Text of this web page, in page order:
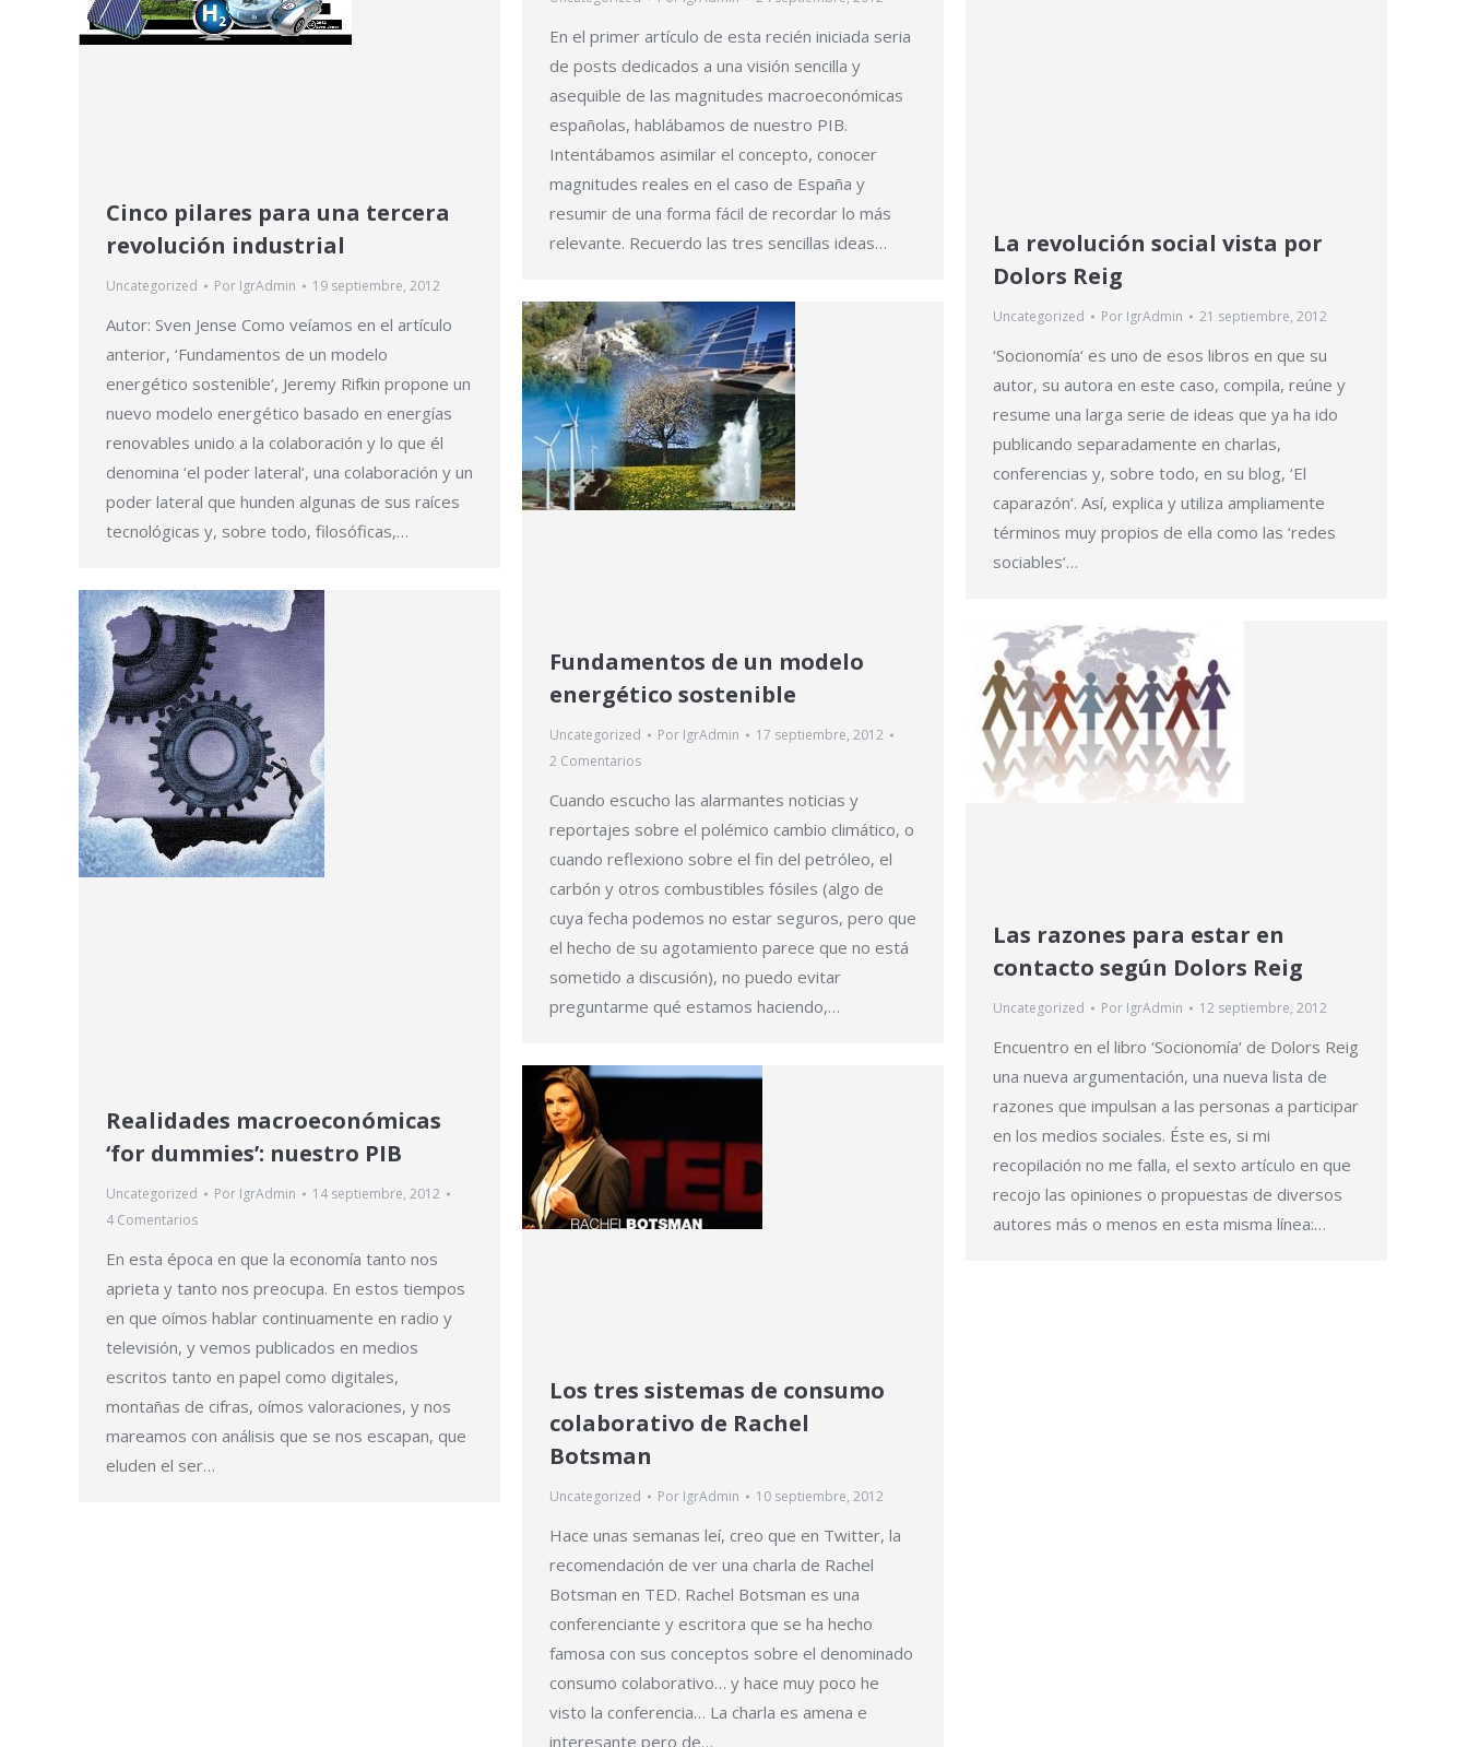
En el primer artículo de esta recién iniciada seria
de posts dedicados a una visión sencilla y
asequible de las magnitudes macroeconómicas
españolas, hablábamos de nuestro PIB.
Intentábamos asimilar el concepto, conocer
magnitudes reales en el caso de España y
resumir de una forma fácil de recordar lo más
relevante. Recuerdo las tres sencillas ideas…
La revolución social vista por
Dolors Reig
Uncategorized Por IgrAdmin 21 septiembre, 2012
‘Socionomía‘ es uno de esos libros en que su
autor, su autora en este caso, compila, reúne y
resume una larga serie de ideas que ya ha ido
publicando separadamente en charlas,
conferencias y, sobre todo, en su blog, ‘El
caparazón‘. Así, explica y utiliza ampliamente
términos muy propios de ella como las ‘redes
sociables‘…
Cinco pilares para una tercera
revolución industrial
Uncategorized Por IgrAdmin 19 septiembre, 2012
Autor: Sven Jense Como veíamos en el artículo
anterior, ‘Fundamentos de un modelo
energético sostenible‘, Jeremy Rifkin propone un
nuevo modelo energético basado en energías
renovables unido a la colaboración y lo que él
denomina ‘el poder lateral‘, una colaboración y un
poder lateral que hunden algunas de sus raíces
tecnológicas y, sobre todo, filosóficas,…
Fundamentos de un modelo
energético sostenible
Uncategorized Por IgrAdmin
17 septiembre, 2012
2 Comentarios
Cuando escucho las alarmantes noticias y
reportajes sobre el polémico cambio climático, o
cuando reflexiono sobre el fin del petróleo, el
carbón y otros combustibles fósiles (algo de
cuya fecha podemos no estar seguros, pero que
el hecho de su agotamiento parece que no está
sometido a discusión), no puedo evitar
preguntarme qué estamos haciendo,…
Realidades macroeconómicas
‘for dummies’: nuestro PIB
Uncategorized Por IgrAdmin
14 septiembre, 2012
4 Comentarios
En esta época en que la economía tanto nos
aprieta y tanto nos preocupa. En estos tiempos
en que oímos hablar continuamente en radio y
televisión, y vemos publicados en medios
escritos tanto en papel como digitales,
montañas de cifras, oímos valoraciones, y nos
mareamos con análisis que se nos escapan, que
eluden el ser…
Las razones para estar en
contacto según Dolors Reig
Uncategorized Por IgrAdmin 12 septiembre, 2012
Encuentro en el libro ‘Socionomía‘ de Dolors Reig
una nueva argumentación, una nueva lista de
razones que impulsan a las personas a participar
en los medios sociales. Éste es, si mi
recopilación no me falla, el sexto artículo en que
recojo las opiniones o propuestas de diversos
autores más o menos en esta misma línea:…
Los tres sistemas de consumo
colaborativo de Rachel
Botsman
Uncategorized Por IgrAdmin 10 septiembre, 2012
Hace unas semanas leí, creo que en Twitter, la
recomendación de ver una charla de Rachel
Botsman en TED. Rachel Botsman es una
conferenciante y escritora que se ha hecho
famosa con sus conceptos sobre el denominado
consumo colaborativo… y hace muy poco he
visto la conferencia… La charla es amena e
interesante pero de…